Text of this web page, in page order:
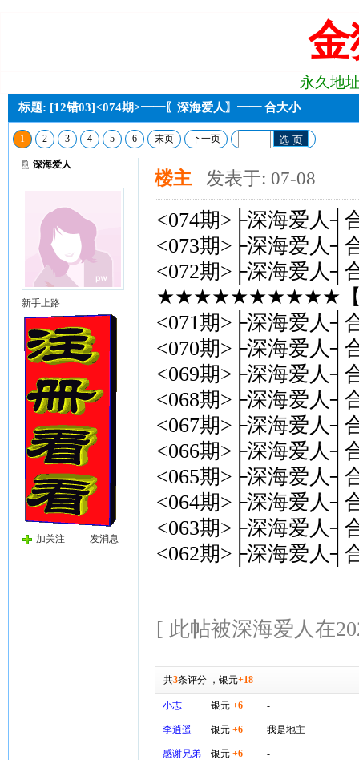
永久地
标题: [12错03]<074期>━━〖深海爱人〗━━ 合大小
1 2 3 4 5 6 末页 下一页 选 页
深海爱人
新手上路
加关注 发消息
楼主 发表于: 07-08
<074期>├深海爱人┤
<073期>├深海爱人┤
<072期>├深海爱人┤
★★★★★★★★★★
<071期>├深海爱人┤
<070期>├深海爱人┤
<069期>├深海爱人┤
<068期>├深海爱人┤
<067期>├深海爱人┤
<066期>├深海爱人┤
<065期>├深海爱人┤
<064期>├深海爱人┤
<063期>├深海爱人┤
<062期>├深海爱人┤
[ 此帖被深海爱人在
共3条评分， 银元+18
小志 银元 +6 -
李逍遥 银元 +6 我是地主
感谢兄弟 银元 +6 -